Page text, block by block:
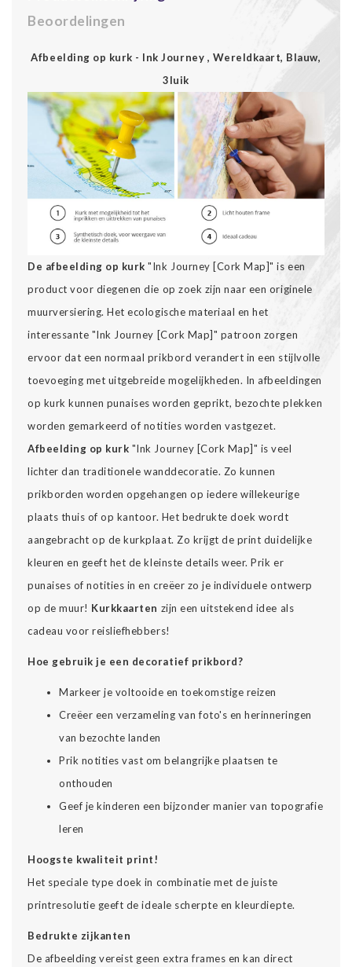
Beoordelingen
Afbeelding op kurk - Ink Journey , Wereldkaart, Blauw,
3luik
De afbeelding op kurk "Ink Journey [Cork Map]" is een
product voor diegenen die op zoek zijn naar een originele
muurversiering. Het ecologische materiaal en het
interessante "Ink Journey [Cork Map]" patroon zorgen
ervoor dat een normaal prikbord verandert in een stijlvolle
toevoeging met uitgebreide mogelijkheden. In afbeeldingen
op kurk kunnen punaises worden geprikt, bezochte plekken
worden gemarkeerd of notities worden vastgezet.
Afbeelding op kurk "Ink Journey [Cork Map]" is veel
lichter dan traditionele wanddecoratie. Zo kunnen
prikborden worden opgehangen op iedere willekeurige
plaats thuis of op kantoor. Het bedrukte doek wordt
aangebracht op de kurkplaat. Zo krijgt de print duidelijke
kleuren en geeft het de kleinste details weer. Prik er
punaises of notities in en creëer zo je individuele ontwerp
op de muur! Kurkkaarten zijn een uitstekend idee als
cadeau voor reisliefhebbers!
Hoe gebruik je een decoratief prikbord?
Markeer je voltooide en toekomstige reizen
Creëer een verzameling van foto's en herinneringen
van bezochte landen
Prik notities vast om belangrijke plaatsen te
onthouden
Geef je kinderen een bijzonder manier van topografie
leren
Hoogste kwaliteit print!
Het speciale type doek in combinatie met de juiste
printresolutie geeft de ideale scherpte en kleurdiepte.
Bedrukte zijkanten
De afbeelding vereist geen extra frames en kan direct